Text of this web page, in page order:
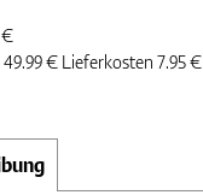
€
€ Lieferkosten 7.95 €